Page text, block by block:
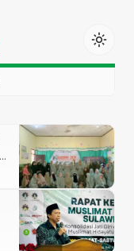
light_mode